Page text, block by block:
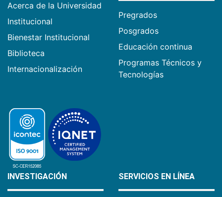
Acerca de la Universidad
Institucional
Bienestar Institucional
Biblioteca
Internacionalización
Pregrados
Posgrados
Educación continua
Programas Técnicos y
Tecnologías
INVESTIGACIÓN SERVICIOS EN LÍNEA